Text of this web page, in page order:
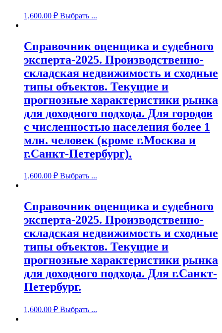
1,600.00 ₽ Выбрать ...
Справочник оценщика и судебного
эксперта-2025. Производственно-
складская недвижимость и сходные
типы объектов. Текущие и
прогнозные характеристики рынка
для доходного подхода. Для городов
с численностью населения более 1
млн. человек (кроме г.Москва и
г.Санкт-Петербург).
1,600.00 ₽ Выбрать ...
Справочник оценщика и судебного
эксперта-2025. Производственно-
складская недвижимость и сходные
типы объектов. Текущие и
прогнозные характеристики рынка
для доходного подхода. Для г.Санкт-
Петербург.
1,600.00 ₽ Выбрать ...